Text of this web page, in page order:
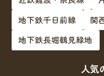
地下鉄千日前線
関
地下鉄長堀鶴見緑地
人気